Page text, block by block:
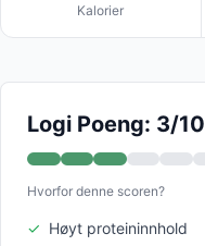
Kalorier
Logi Poeng: 3/10
Hvorfor denne scoren?
✓ Høyt proteininnhold